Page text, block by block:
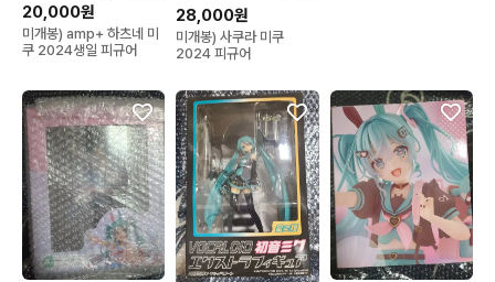
20,000원
미개봉) amp+ 하츠네 미
쿠 2024생일 피규어
28,000원
미개봉) 사쿠라 미쿠
2024 피규어